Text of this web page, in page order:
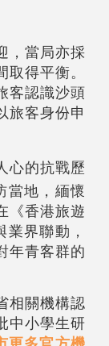
，當局亦採
得平衡。
客認識沙頭
旅客身份申
心的抗戰歷
當地，緬懷
《香港旅遊
界聯動，
年青客群的
相關機構認
中小學生研